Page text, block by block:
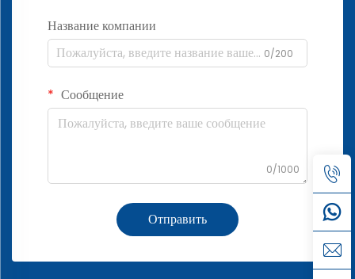
Название компании
0/200
Сообщение
0/1000
Отправить